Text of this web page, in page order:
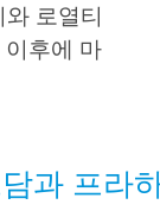
로열티
후에 마
과 프라